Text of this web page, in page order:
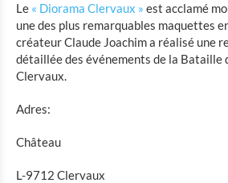
Exhibition of model buildings of
Clervaux
The Family of Man
Museum of the Battle of the
Rackésmillen - Oldest water mill in
Le « Diorama Clervaux » est acclamé
une des plus remarquables maquettes
créateur Claude Joachim a réalisé une
détaillée des événements de la Bataille
Clervaux.
Adres:
Château
L-9712 Clervaux